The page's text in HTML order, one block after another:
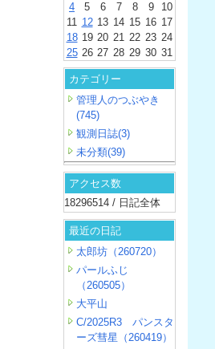
4
5 6 7 8 9
10
11 12 13 14 15 16 17
18 19 20 21 22 23 24
25 26 27 28 29 30 31
カテゴリー
管理人のつぶやき
(745)
観測日誌(3)
未分類(39)
アクセス数
18296514 / 日記全体
最近の日記
太郎坊（260720）
パールふじ
（260505）
大平山
C/2025R3 パンスタ
ーズ彗星（260419）